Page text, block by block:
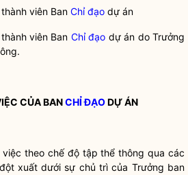
viên Ban Chỉ đạo dự án
viên Ban Chỉ đạo dự án do Trưởng
CỦA BANCHỈ ĐẠODỰ ÁN
theo chế độ tập thể thông qua các
xuất dưới sự chủ trì của Trưởng ban